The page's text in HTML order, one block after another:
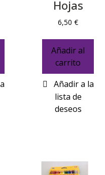
Hojas
6,50 €
Añadir al
carrito